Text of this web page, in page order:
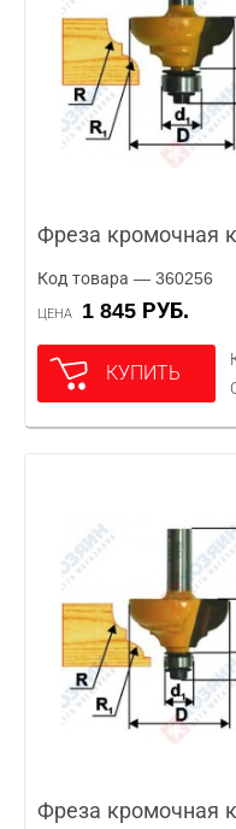
Фреза кромочная
Код товара — 360256
ЦЕНА 1 845 РУБ.
КУПИТЬ
Фреза кромочная